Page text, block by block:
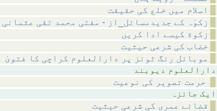
اسلام میں خلع کی حقیقت
زکوٰہ کے جدیدمسائل_از - مفتی محمد تقی عثمانی
زکوة کیسے ادا کریں
خضاب کی شرعی حیثیت
موبائل رنگ ٹونز پر دارالعلوم کراچی کا فتویٰ
قضائے عمری کی شرعی حیثیت